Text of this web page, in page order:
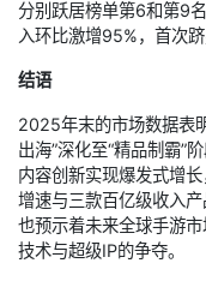
分别跃居榜单第6和第9
入环比激增95%，首次跻
结语
2025年末的市场数据表
出海”深化至“精品制霸”
内容创新实现爆发式增
增速与三款百亿级收入产
也预示着未来全球手游
技术与超级IP的争夺。